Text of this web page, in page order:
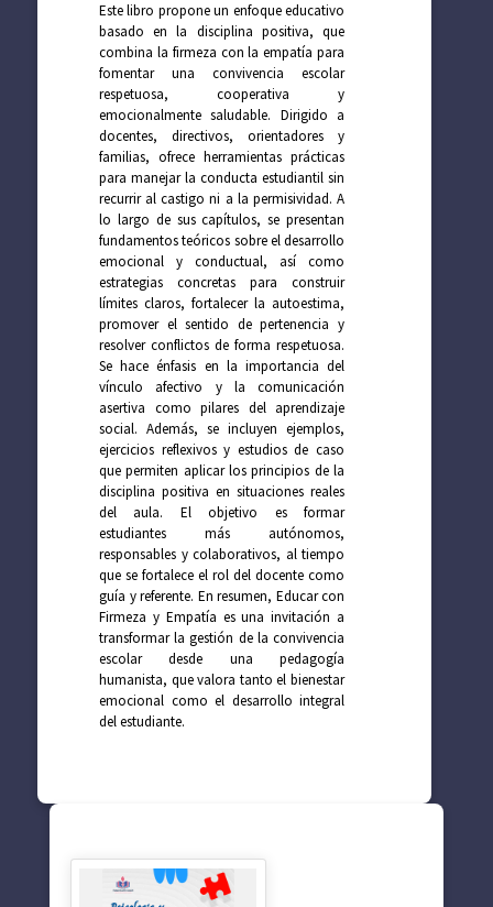
Este libro propone un enfoque educativo
basado en la disciplina positiva, que
combina la firmeza con la empatía para
fomentar una convivencia escolar
respetuosa, cooperativa y
emocionalmente saludable. Dirigido a
docentes, directivos, orientadores y
familias, ofrece herramientas prácticas
para manejar la conducta estudiantil sin
recurrir al castigo ni a la permisividad. A
lo largo de sus capítulos, se presentan
fundamentos teóricos sobre el desarrollo
emocional y conductual, así como
estrategias concretas para construir
límites claros, fortalecer la autoestima,
promover el sentido de pertenencia y
resolver conflictos de forma respetuosa.
Se hace énfasis en la importancia del
vínculo afectivo y la comunicación
asertiva como pilares del aprendizaje
social. Además, se incluyen ejemplos,
ejercicios reflexivos y estudios de caso
que permiten aplicar los principios de la
disciplina positiva en situaciones reales
del aula. El objetivo es formar
estudiantes más autónomos,
responsables y colaborativos, al tiempo
que se fortalece el rol del docente como
guía y referente. En resumen, Educar con
Firmeza y Empatía es una invitación a
transformar la gestión de la convivencia
escolar desde una pedagogía
humanista, que valora tanto el bienestar
emocional como el desarrollo integral
del estudiante.